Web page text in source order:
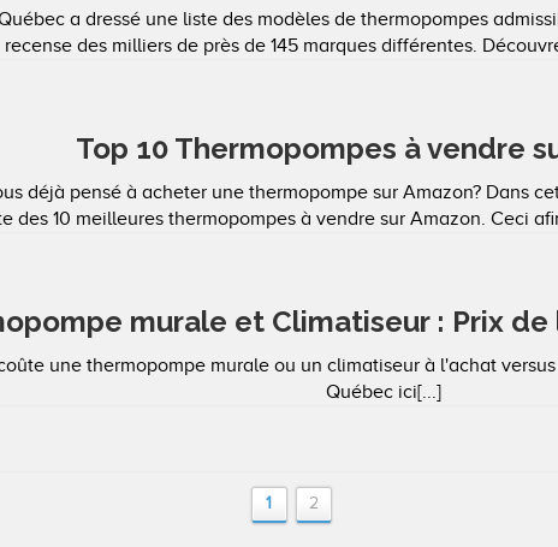
a dressé une liste des modèles de thermopompes
recense des milliers de près de 145 marques différentes.
Top 10 Thermopompes à vendre
déjà pensé à acheter une thermopompe sur Amazon? Dans
des 10 meilleures thermopompes à vendre sur Amazon. Ceci
murale et Climatiseur : Prix
une thermopompe murale ou un climatiseur à l'achat
Québec ici[...]
1 2